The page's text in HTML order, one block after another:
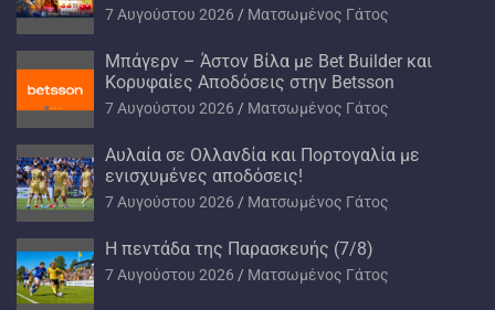
7 Αυγούστου 2026 Ματσωμένος Γάτος
Μπάγερν – Άστον Βίλα με Bet Builder και
Κορυφαίες Αποδόσεις στην Betsson
7 Αυγούστου 2026 Ματσωμένος Γάτος
Αυλαία σε Ολλανδία και Πορτογαλία με
ενισχυμένες αποδόσεις!
7 Αυγούστου 2026 Ματσωμένος Γάτος
H πεντάδα της Παρασκευής (7/8)
7 Αυγούστου 2026 Ματσωμένος Γάτος